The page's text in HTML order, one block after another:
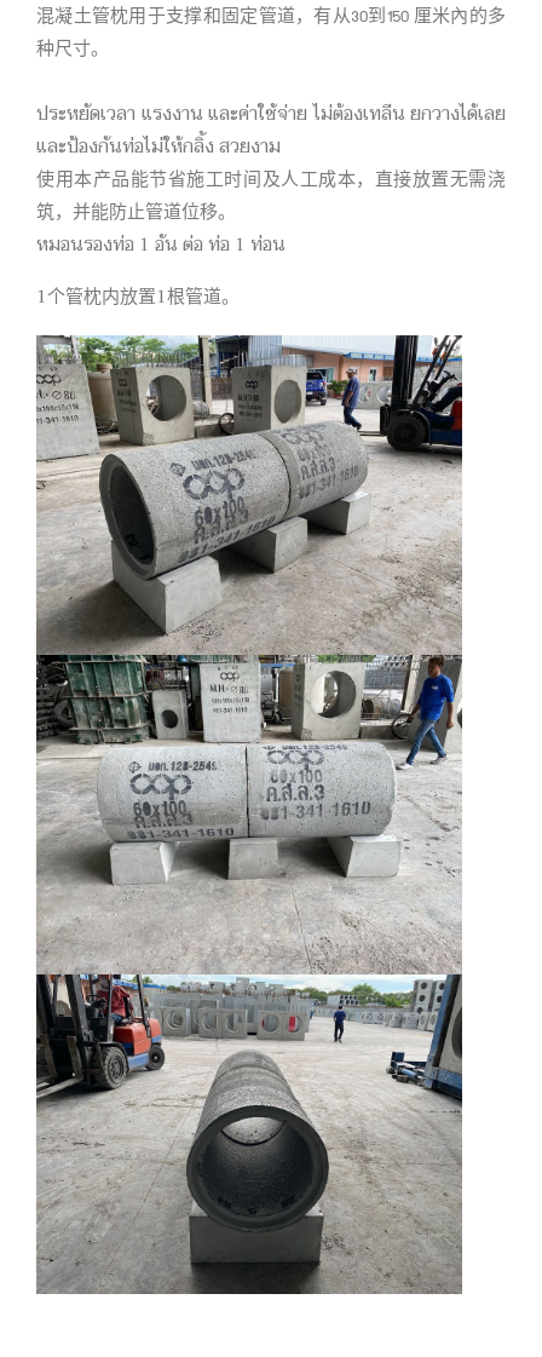
混凝土管枕用于支撑和固定管道，有从30到150 厘米內的多
种尺寸。
ประหยัดเวลา แรงงาน และค่าใช้จ่าย ไม่ต้องเทลีน ยกวางได้เลย
และป้องกันท่อไม่ให้กลิ้ง สวยงาม
使用本产品能节省施工时间及人工成本，直接放置无需浇
筑，并能防止管道位移。
หมอนรองท่อ 1 อัน ต่อ ท่อ 1 ท่อน
1个管枕内放置1根管道。